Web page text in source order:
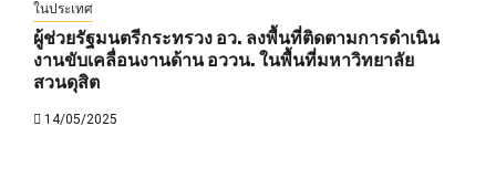
ในประเทศ
ผู้ช่วยรัฐมนตรีกระทรวง อว. ลงพื้นที่ติดตามการดำเนิน
งานขับเคลื่อนงานด้าน อววน. ในพื้นที่มหาวิทยาลัย
สวนดุสิต
14/05/2025